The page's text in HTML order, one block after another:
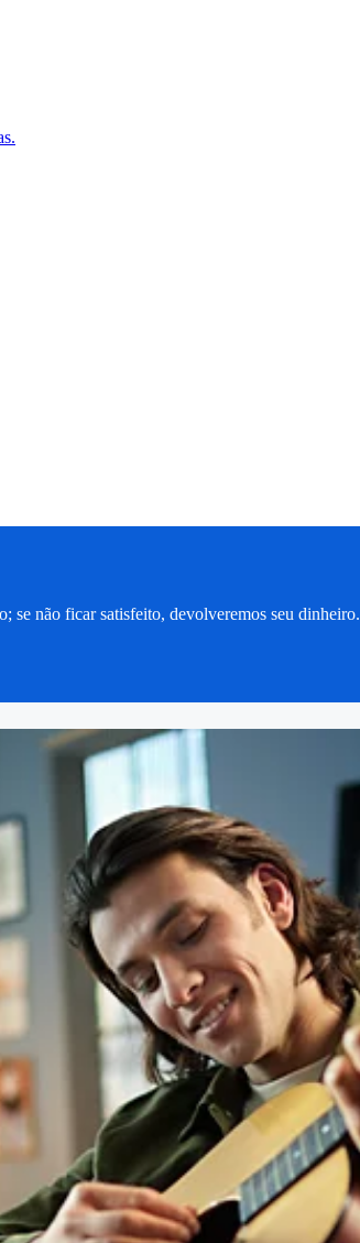
se não ficar satisfeito, devolveremos seu dinheiro.